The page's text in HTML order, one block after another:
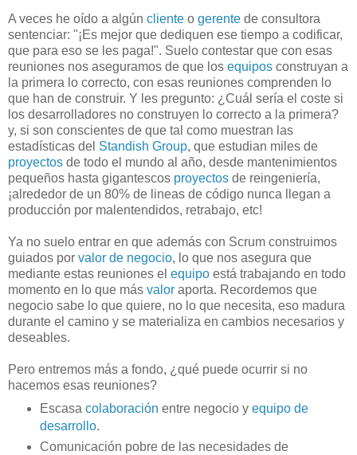
A veces he oído a algún cliente o gerente de consultora
sentenciar: "¡Es mejor que dediquen ese tiempo a codificar,
que para eso se les paga!". Suelo contestar que con esas
reuniones nos aseguramos de que los equipos construyan a
la primera lo correcto, con esas reuniones comprenden lo
que han de construir. Y les pregunto: ¿Cuál sería el coste si
los desarrolladores no construyen lo correcto a la primera?
y, si son conscientes de que tal como muestran las
estadísticas del Standish Group, que estudian miles de
proyectos de todo el mundo al año, desde mantenimientos
pequeños hasta gigantescos proyectos de reingeniería,
¡alrededor de un 80% de lineas de código nunca llegan a
producción por malentendidos, retrabajo, etc!
Ya no suelo entrar en que además con Scrum construimos
guiados por valor de negocio, lo que nos asegura que
mediante estas reuniones el equipo está trabajando en todo
momento en lo que más valor aporta. Recordemos que
negocio sabe lo que quiere, no lo que necesita, eso madura
durante el camino y se materializa en cambios necesarios y
deseables.
Pero entremos más a fondo, ¿qué puede ocurrir si no
hacemos esas reuniones?
Escasa colaboración entre negocio y equipo de
desarrollo.
Comunicación pobre de las necesidades de